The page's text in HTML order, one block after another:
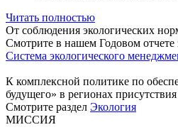
Читать полностью
От соблюдения экологических
Смотрите в нашем Годовом отчете
Система экологического
К комплексной политике по
будущего» в регионах
Смотрите раздел Экология
МИССИЯ